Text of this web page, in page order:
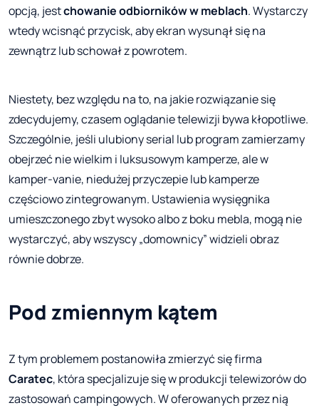
opcją, jestchowanie odbiorników w meblach. Wystarczy
wtedy wcisnąć przycisk, aby ekran wysunął się na
zewnątrz lub schował z powrotem.
Niestety, bez względu na to, na jakie rozwiązanie się
zdecydujemy, czasem oglądanie telewizji bywa kłopotliwe.
Szczególnie, jeśli ulubiony serial lub program zamierzamy
obejrzeć nie wielkim i luksusowym kamperze, ale w
kamper-vanie, niedużej przyczepie lub kamperze
częściowo zintegrowanym. Ustawienia wysięgnika
umieszczonego zbyt wysoko albo z boku mebla, mogą nie
wystarczyć, aby wszyscy „domownicy” widzieli obraz
równie dobrze.
Pod zmiennym kątem
Z tym problemem postanowiła zmierzyć się firma
Caratec, która specjalizuje się w produkcji telewizorów do
zastosowań campingowych. W oferowanych przez nią